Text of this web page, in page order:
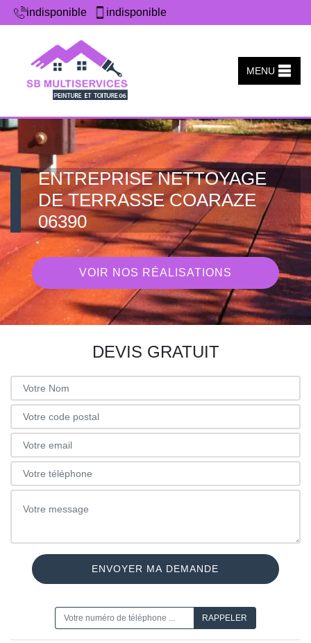
indisponible indisponible
MENU
ENTREPRISE NETTOYAGE
DE TERRASSE COARAZE
06390
VOIR NOS RÉALISATIONS
DEVIS GRATUIT